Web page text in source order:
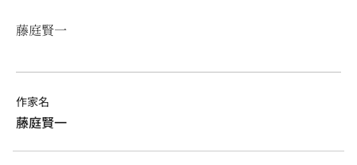
藤庭賢一
作家名
藤庭賢一